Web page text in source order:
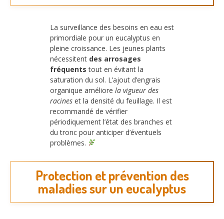
La surveillance des besoins en eau est
primordiale pour un eucalyptus en
pleine croissance. Les jeunes plants
nécessitent des arrosages
fréquents tout en évitant la
saturation du sol. L’ajout d’engrais
organique améliore la vigueur des
racines et la densité du feuillage. Il est
recommandé de vérifier
périodiquement l’état des branches et
du tronc pour anticiper d’éventuels
problèmes.
Protection et prévention des
maladies sur un eucalyptus